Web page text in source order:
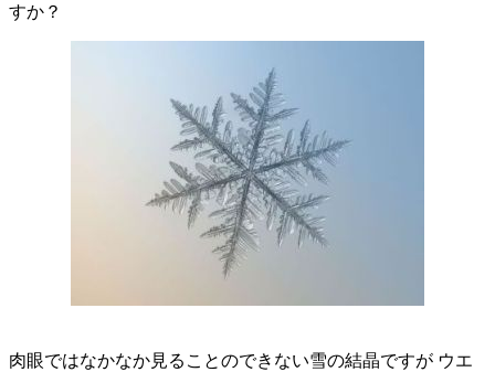
すか？
肉眼ではなかなか見ることのできない雪の結晶ですが ウエ